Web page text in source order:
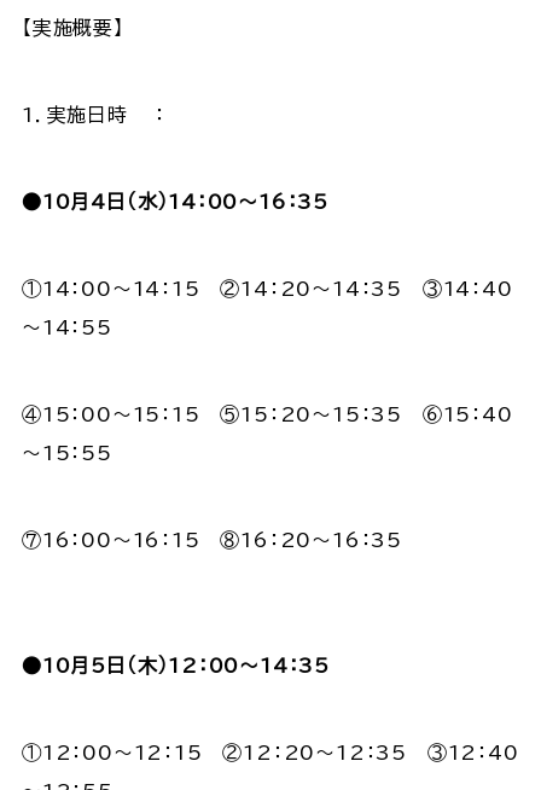
【実施概要】
1．実施日時 ：
●10月4日（水）14：00～16：35
①14：00～14：15 ②14：20～14：35 ③14：40
～14：55
④15：00～15：15 ⑤15：20～15：35 ⑥15：40
～15：55
⑦16：00～16：15 ⑧16：20～16：35
●10月5日（木）12：00～14：35
①12：00～12：15 ②12：20～12：35 ③12：40